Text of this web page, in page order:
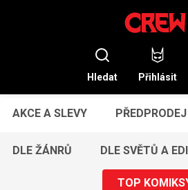
Hledat Přihlásit
AKCE A SLEVY PŘEDPRODEJ
DLE ŽÁNRŮ DLE SVĚTŮ A
TOP